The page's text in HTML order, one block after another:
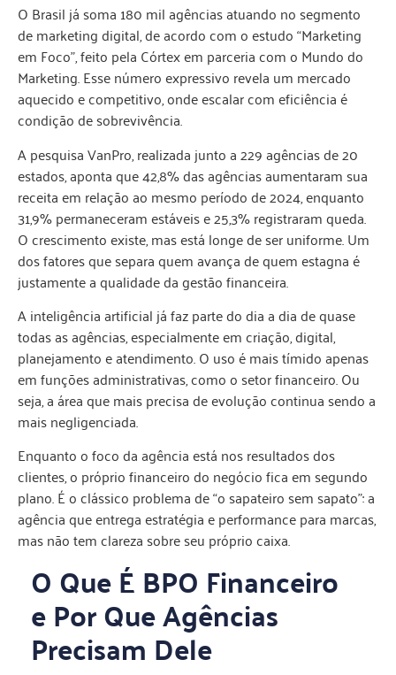
O Brasil já soma 180 mil agências atuando no segmento
de marketing digital, de acordo com o estudo “Marketing
em Foco”, feito pela Córtex em parceria com o Mundo do
Marketing. Esse número expressivo revela um mercado
aquecido e competitivo, onde escalar com eficiência é
condição de sobrevivência.
A pesquisa VanPro, realizada junto a 229 agências de 20
estados, aponta que 42,8% das agências aumentaram sua
receita em relação ao mesmo período de 2024, enquanto
31,9% permaneceram estáveis e 25,3% registraram queda.
O crescimento existe, mas está longe de ser uniforme. Um
dos fatores que separa quem avança de quem estagna é
justamente a qualidade da gestão financeira.
A inteligência artificial já faz parte do dia a dia de quase
todas as agências, especialmente em criação, digital,
planejamento e atendimento. O uso é mais tímido apenas
em funções administrativas, como o setor financeiro. Ou
seja, a área que mais precisa de evolução continua sendo a
mais negligenciada.
Enquanto o foco da agência está nos resultados dos
clientes, o próprio financeiro do negócio fica em segundo
plano. É o clássico problema de “o sapateiro sem sapato”: a
agência que entrega estratégia e performance para marcas,
mas não tem clareza sobre seu próprio caixa.
O Que É BPO Financeiro
e Por Que Agências
Precisam Dele